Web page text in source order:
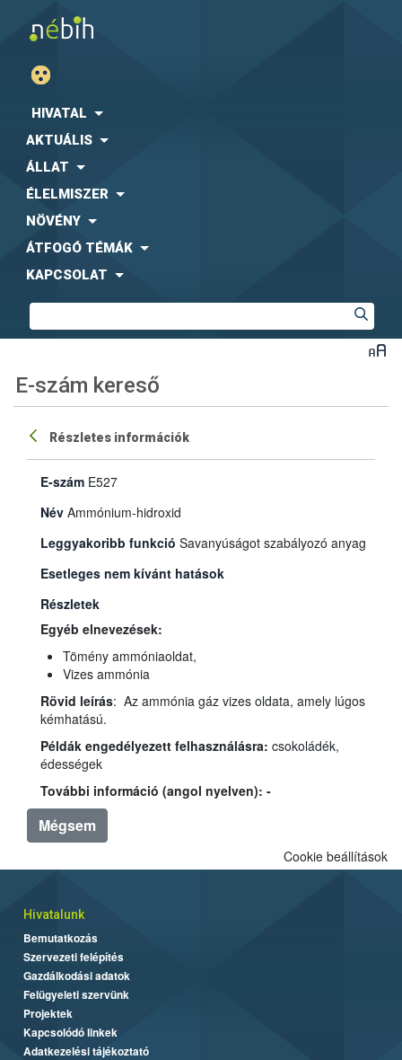
HIVATAL
AKTUÁLIS
ÁLLAT
ÉLELMISZER
NÖVÉNY
ÁTFOGÓ TÉMÁK
KAPCSOLAT
E-szám kereső
Részletes információk
E-szám E527
Név Ammónium-hidroxid
Leggyakoribb funkció Savanyúságot szabályozó anyag
Esetleges nem kívánt hatások
Részletek
Egyéb elnevezések:
Tömény ammóniaoldat,
Vizes ammónia
Rövid leírás: Az ammónia gáz vizes oldata, amely lúgos
kémhatású.
Példák engedélyezett felhasználásra: csokoládék,
édességek
További információ (angol nyelven): -
Mégsem
Cookie beállítások
Hivatalunk
Bemutatkozás
Szervezeti felépítés
Gazdálkodási adatok
Felügyeleti szervünk
Projektek
Kapcsolódó linkek
Adatkezelési tájékoztató